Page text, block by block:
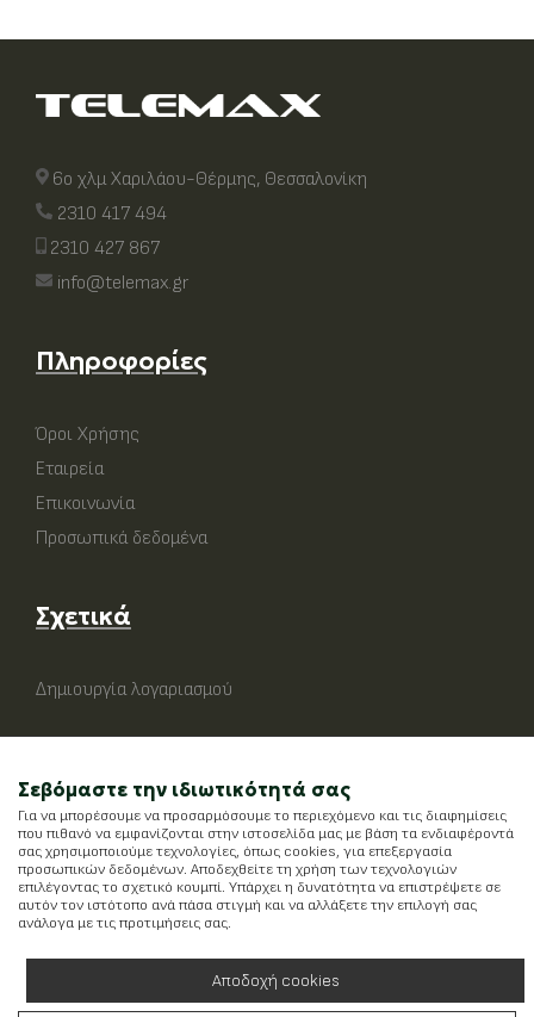
6ο χλμ Χαριλάου-Θέρμης, Θεσσαλονίκη
2310 417 494
2310 427 867
info@telemax.gr
Πληροφορίες
Όροι Χρήσης
Εταιρεία
Επικοινωνία
Προσωπικά δεδομένα
Σχετικά
Δημιουργία λογαριασμού
Σεβόμαστε την ιδιωτικότητά σας
Για να μπορέσουμε να προσαρμόσουμε το περιεχόμενο και τις διαφημίσεις
που πιθανό να εμφανίζονται στην ιστοσελίδα μας με βάση τα ενδιαφέροντά
σας χρησιμοποιούμε τεχνολογίες, όπως cookies, για επεξεργασία
προσωπικών δεδομένων. Αποδεχθείτε τη χρήση των τεχνολογιών
επιλέγοντας το σχετικό κουμπί. Υπάρχει η δυνατότητα να επιστρέψετε σε
αυτόν τον ιστότοπο ανά πάσα στιγμή και να αλλάξετε την επιλογή σας
ανάλογα με τις προτιμήσεις σας.
Αποδοχή cookies